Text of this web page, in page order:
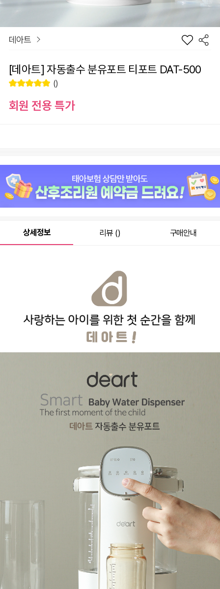
데아트
[데아트] 자동출수 분유포트 티포트 DAT-500
()
회원 전용 특가
69,800원
총 상품 금액 69,800원
바
니
선
하
기
상세정보 리뷰 () 구매안내